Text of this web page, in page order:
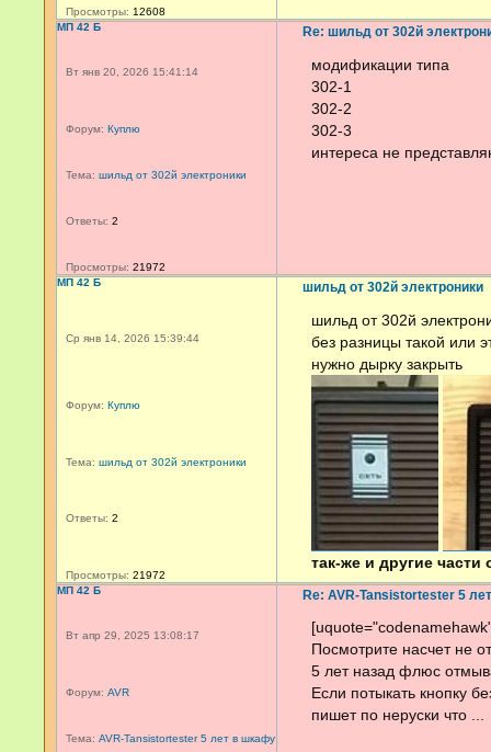
Просмотры: 12608
МП 42 Б
Вт янв 20, 2026 15:41:14
Форум: Куплю
Тема: шильд от 302й электроники
Ответы: 2
Просмотры: 21972
Re: шильд от 302й
модификации типа
302-1
302-2
302-3
интереса не
МП 42 Б
Ср янв 14, 2026 15:39:44
Форум: Куплю
Тема: шильд от 302й электроники
Ответы: 2
Просмотры: 21972
шильд от 302й электроники
шильд от 302й
без разницы такой или
нужно дырку закрыть
так-же и другие части
МП 42 Б
Вт апр 29, 2025 13:08:17
Форум: AVR
Тема: AVR-Tansistortester 5 лет в шкафу
Re: AVR-Tansistortester 5
Посмотрите насчет не
5 лет назад флюс
Если потыкать кнопку
пишет по неруски что ...